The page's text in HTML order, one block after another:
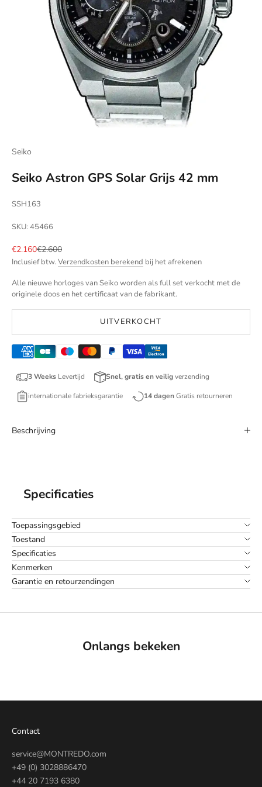
Seiko
Seiko Astron GPS Solar Grijs 42 mm
SSH163
SKU: 45466
Aanbiedingsprijs
€2.160Normale prijs
€2.600
Inclusief btw. Verzendkosten berekend bij het afrekenen
Alle nieuwe horloges van Seiko worden als full set verkocht met de
originele doos en het certificaat van de fabrikant.
UITVERKOCHT
3 Weeks Levertijd Snel, gratis en veiligverzending
internationale fabrieksgarantie 14 dagenGratis retourneren
Beschrijving
Specificaties
Toepassingsgebied
Toestand
Specificaties
Kenmerken
Garantie en retourzendingen
Onlangs bekeken
Contact
service@MONTREDO.com
+49 (0) 3028886470
+44 20 7193 6380